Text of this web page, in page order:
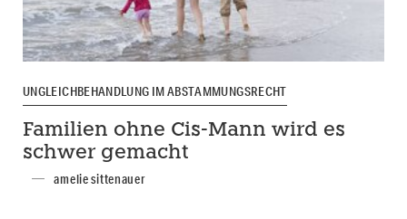
UNGLEICHBEHANDLUNG IM ABSTAMMUNGSRECHT
Familien ohne Cis-Mann wird es
schwer gemacht
amelie sittenauer